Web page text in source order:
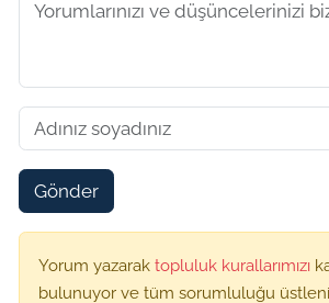
Gönder
Yorum yazarak topluluk kurallarımızı
bulunuyor ve tüm sorumluluğu